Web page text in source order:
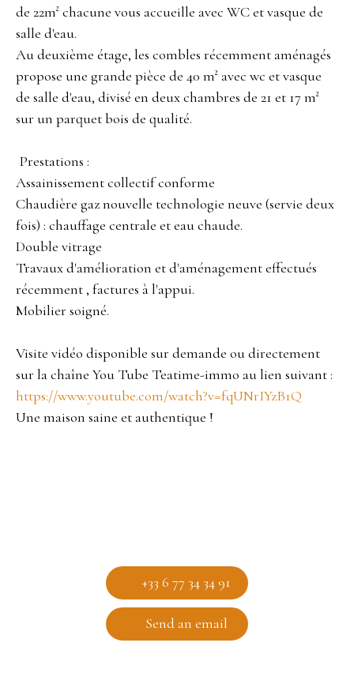
de 22m² chacune vous accueille avec WC et vasque de
salle d'eau.
Au deuxième étage, les combles récemment aménagés
propose une grande pièce de 40 m² avec wc et vasque
de salle d'eau, divisé en deux chambres de 21 et 17 m²
sur un parquet bois de qualité.
Prestations :
Assainissement collectif conforme
Chaudière gaz nouvelle technologie neuve (servie deux
fois) : chauffage centrale et eau chaude.
Double vitrage
Travaux d'amélioration et d'aménagement effectués
récemment , factures à l'appui.
Mobilier soigné.
Visite vidéo disponible sur demande ou directement
sur la chaîne You Tube Teatime-immo au lien suivant :
https://www.youtube.com/watch?v=fqUNrIYzB1Q
Une maison saine et authentique !
+33 6 77 34 34 91
Send an email